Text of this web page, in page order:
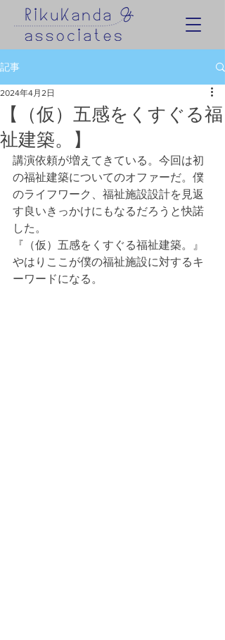
記事
【（仮）五感をくすぐる福
祉建築。】
2024年4月2日
講演依頼が増えてきている。今回は初
の福祉建築についてのオファーだ。僕
のライフワーク、福祉施設設計を見返
す良いきっかけにもなるだろうと快諾
した。
『（仮）五感をくすぐる福祉建築。』
やはりここが僕の福祉施設に対するキ
ーワードになる。